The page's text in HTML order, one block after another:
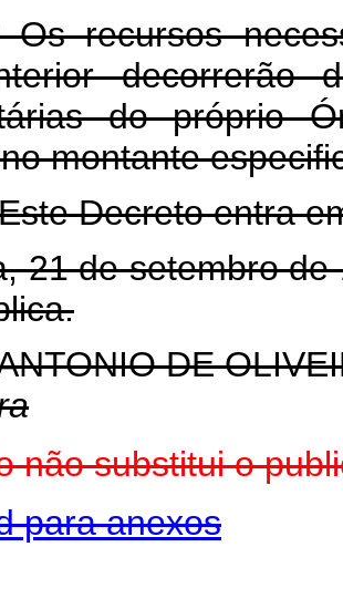
Os recursos
decorrerão
do próprio
montante
Decreto entra
21 de setembro de
DE
não substitui o
para anexos